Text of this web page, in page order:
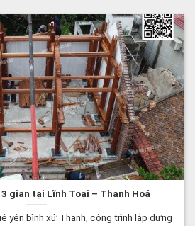
gian tại Lĩnh Toại – Thanh Hoá
yên bình xứ Thanh, công trình lắp dựng